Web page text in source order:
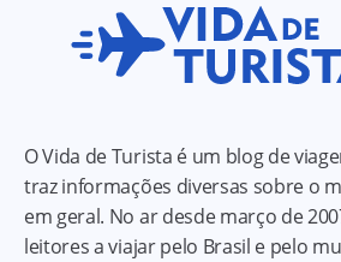
O Vida de Turista é um blog de
traz informações diversas sobre o
em geral. No ar desde março de
leitores a viajar pelo Brasil e pelo